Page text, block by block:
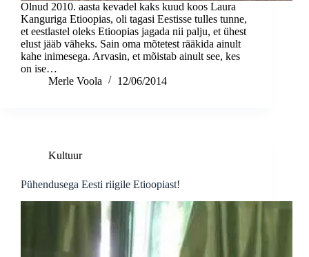
Olnud 2010. aasta kevadel kaks kuud koos Laura
Kanguriga Etioopias, oli tagasi Eestisse tulles tunne,
et eestlastel oleks Etioopias jagada nii palju, et ühest
elust jääb väheks. Sain oma mõtetest rääkida ainult
kahe inimesega. Arvasin, et mõistab ainult see, kes
on ise…
Merle Voola
12/06/2014
Kultuur
Pühendusega Eesti riigile Etioopiast!